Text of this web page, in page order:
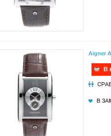
Aigner
В